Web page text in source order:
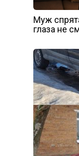
Муж
глаза не